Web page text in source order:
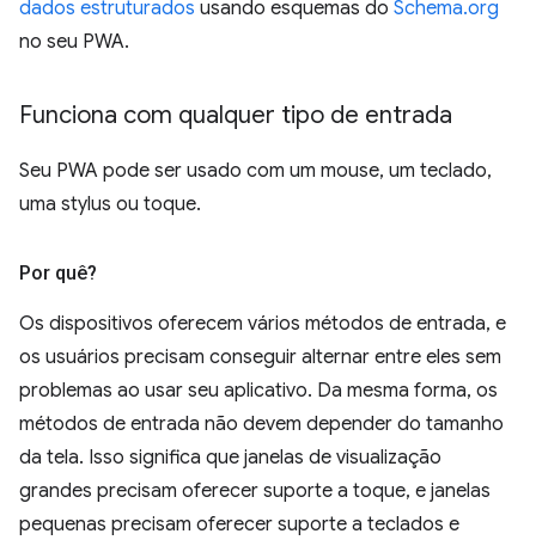
dados estruturados usando esquemas do Schema.org
no seu PWA.
Funciona com qualquer tipo de entrada
Seu PWA pode ser usado com um mouse, um teclado,
uma stylus ou toque.
Por quê?
Os dispositivos oferecem vários métodos de entrada, e
os usuários precisam conseguir alternar entre eles sem
problemas ao usar seu aplicativo. Da mesma forma, os
métodos de entrada não devem depender do tamanho
da tela. Isso significa que janelas de visualização
grandes precisam oferecer suporte a toque, e janelas
pequenas precisam oferecer suporte a teclados e